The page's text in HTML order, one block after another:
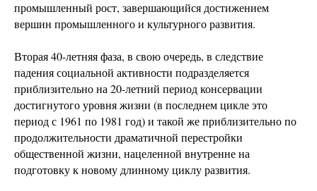
промышленный рост, завершающийся достижением
вершин промышленного и культурного развития.
Вторая 40-летняя фаза, в свою очередь, в следствие
падения социальной активности подразделяется
приблизительно на 20-летний период консервации
достигнутого уровня жизни (в последнем цикле это
период с 1961 по 1981 год) и такой же приблизительно по
продолжительности драматичной перестройки
общественной жизни, нацеленной внутренне на
подготовку к новому длинному циклу развития.